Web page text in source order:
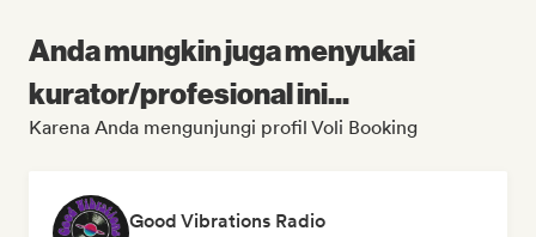
Anda mungkin juga menyukai
kurator/profesional ini...
Karena Anda mengunjungi profil Voli Booking
Good Vibrations Radio